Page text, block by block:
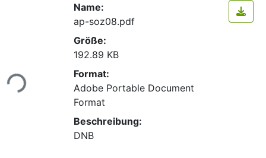
Name:
ap-soz08.pdf
Größe:
192.89 KB
Format:
Adobe Portable Document
Format
Beschreibung:
DNB